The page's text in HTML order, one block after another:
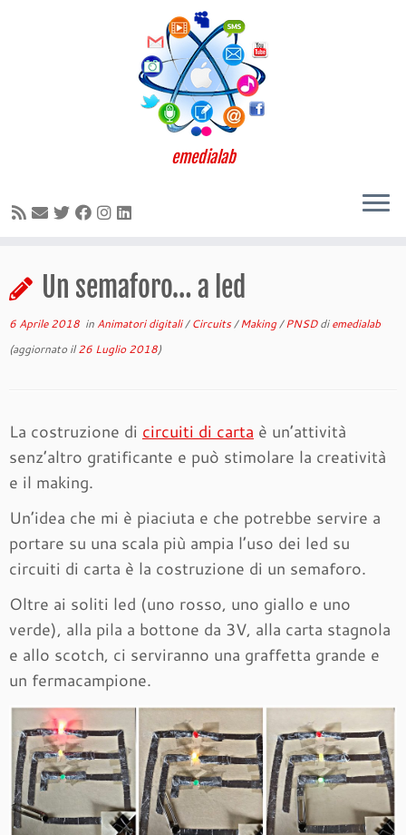
contenuto
emedialab
Un semaforo… a led
6 Aprile 2018 in Animatori digitali/Circuits/Making/PNSDdiemedialab
(aggiornato il26 Luglio 2018)
La costruzione di circuiti di carta è un’attività
senz’altro gratificante e può stimolare la creatività
e il making.
Un’idea che mi è piaciuta e che potrebbe servire a
portare su una scala più ampia l’uso dei led su
circuiti di carta è la costruzione di un semaforo.
Oltre ai soliti led (uno rosso, uno giallo e uno
verde), alla pila a bottone da 3V, alla carta stagnola
e allo scotch, ci serviranno una graffetta grande e
un fermacampione.